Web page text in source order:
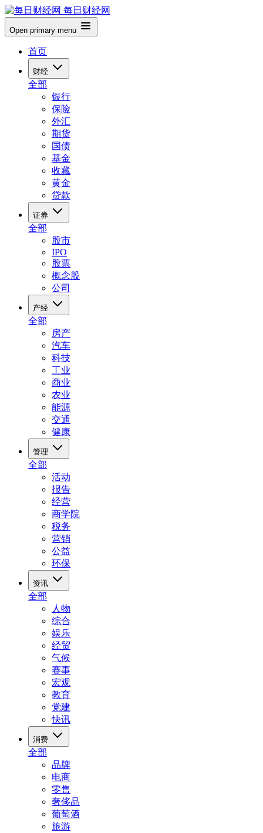
每日财经网
Open primary menu
首页
财经
全部
银行
保险
外汇
期货
国债
基金
收藏
黄金
贷款
证券
全部
股市
IPO
股票
概念股
公司
产经
全部
房产
汽车
科技
工业
商业
农业
能源
交通
健康
管理
全部
活动
报告
经营
商学院
税务
营销
公益
环保
资讯
全部
人物
综合
娱乐
经贸
气候
赛事
宏观
教育
党建
快讯
消费
全部
品牌
电商
零售
奢侈品
葡萄酒
旅游